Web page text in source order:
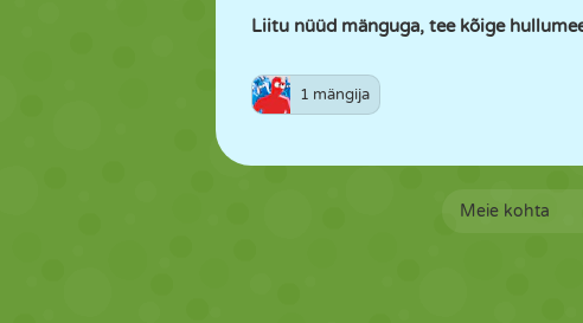
Liitu nüüd mänguga, tee kõige
1 mängija
Meie kohta